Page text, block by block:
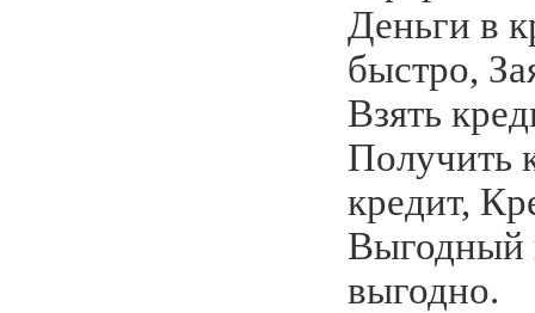
Деньги в
быстро,
Взять
Получить
кредит,
Выгодный
выгодно.